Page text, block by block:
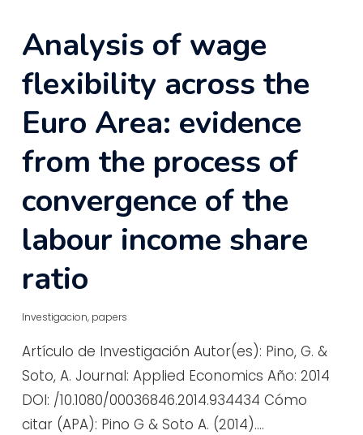
Analysis of wage
flexibility across the
Euro Area: evidence
from the process of
convergence of the
labour income share
ratio
Investigacion, papers
Artículo de Investigación Autor(es): Pino, G. &
Soto, A. Journal: Applied Economics Año: 2014
DOI: /10.1080/00036846.2014.934434 Cómo
citar (APA): Pino G & Soto A. (2014).…